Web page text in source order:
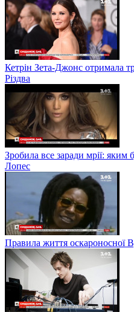
Кетрін Зета-Джонс отримала
Різдва
Зробила все заради мрії:
Лопес
Правила життя оскароносної